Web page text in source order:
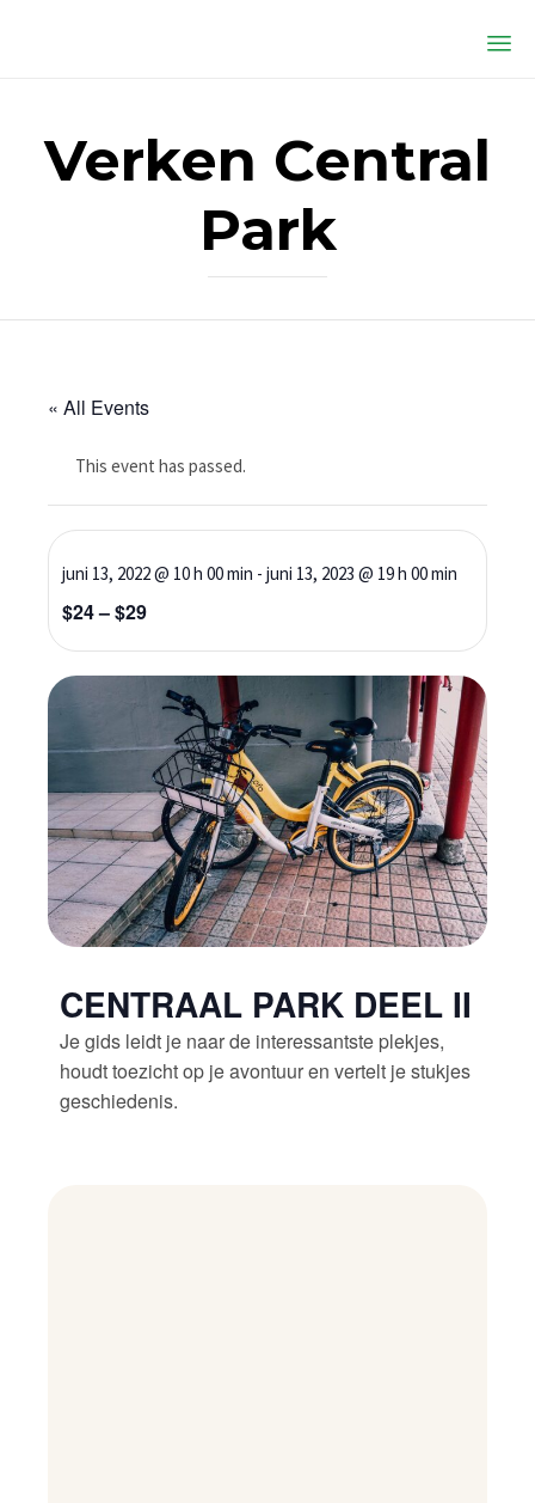
Verken Central
Park
« All Events
This event has passed.
juni 13, 2022 @ 10 h 00 min -juni 13, 2023 @ 19 h 00 min
$24 – $29
CENTRAAL PARK DEEL II
Je gids leidt je naar de interessantste plekjes,
houdt toezicht op je avontuur en vertelt je stukjes
geschiedenis.